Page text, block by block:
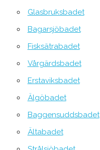
Glasbruksbadet
Bagarsjöbadet
Fisksätrabadet
Vårgärdsbadet
Erstaviksbadet
Älgöbadet
Baggensuddsbadet
Ältabadet